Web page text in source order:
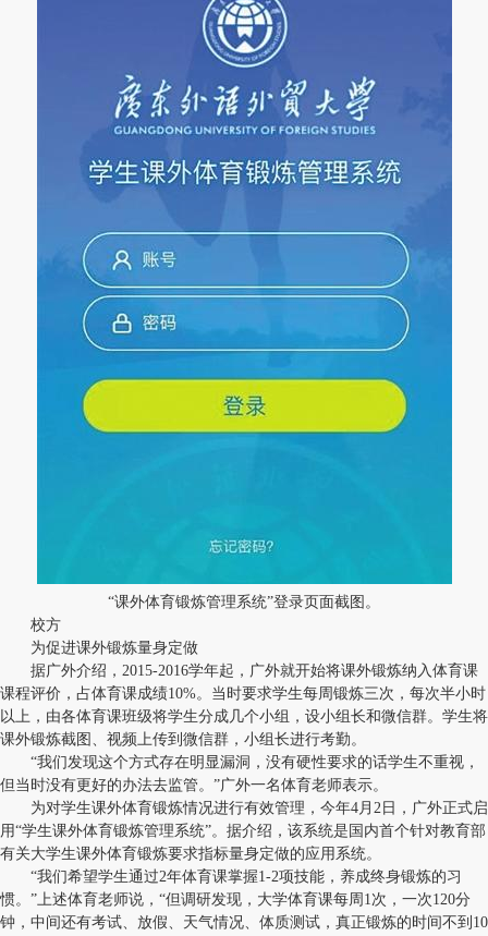
“课外体育锻炼管理系统”登录页面截图。
校方
为促进课外锻炼量身定做
据广外介绍，2015-2016学年起，广外就开始将课外锻炼纳入体育课
课程评价，占体育课成绩10%。当时要求学生每周锻炼三次，每次半小时
以上，由各体育课班级将学生分成几个小组，设小组长和微信群。学生将
课外锻炼截图、视频上传到微信群，小组长进行考勤。
“我们发现这个方式存在明显漏洞，没有硬性要求的话学生不重视，
但当时没有更好的办法去监管。”广外一名体育老师表示。
为对学生课外体育锻炼情况进行有效管理，今年4月2日，广外正式启
用“学生课外体育锻炼管理系统”。据介绍，该系统是国内首个针对教育部
有关大学生课外体育锻炼要求指标量身定做的应用系统。
“我们希望学生通过2年体育课掌握1-2项技能，养成终身锻炼的习
惯。”上述体育老师说，“但调研发现，大学体育课每周1次，一次120分
钟，中间还有考试、放假、天气情况、体质测试，真正锻炼的时间不到10